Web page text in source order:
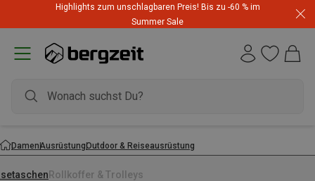
Highlights zum unschlagbaren Preis! Bis zu -60 % im
Summer Sale
DamenAusrüstungOutdoor & Reiseausrüstung
Rollkoffer & Trolleys